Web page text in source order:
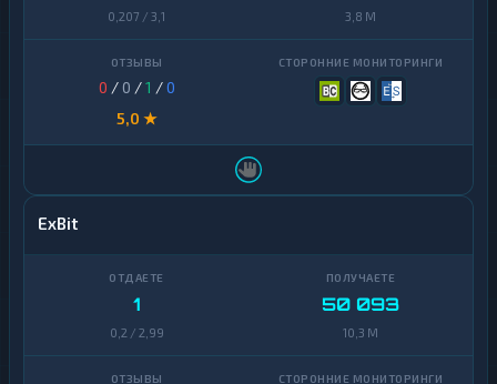
0,207 / 3,1 3,8 M
0 / 0 /1 /0
5,0 ★
ExBit
1
0,2 / 2,99
50 093
10,3 M